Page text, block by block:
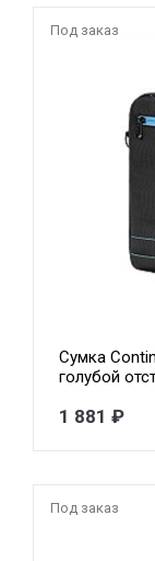
Под заказ
Сумка
голубой
1 881 ₽
Под заказ